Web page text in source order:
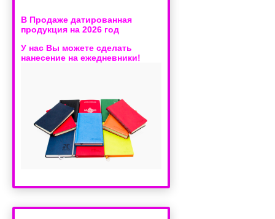
В Продаже датированная
продукция на 2026 год
У нас Вы можете сделать
нанесение на ежедневники!